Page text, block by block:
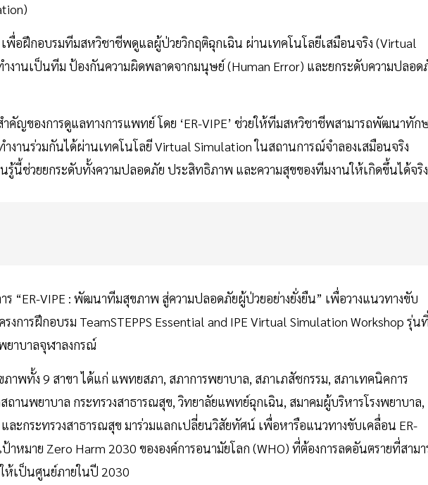
พื่อฝึกอบรมทีมสหวิชาชีพดูแลผู้ป่วยวิกฤติฉุกเฉิน ผ่านเทคโนโลยีเสมือนจริง (Virtual
ำงานเป็นทีม ป้องกันความผิดพลาดจากมนุษย์ (Human Error) และยกระดับความปลอด
คัญของการดูแลทางการแพทย์ โดย ‘ER-VIPE’ ช่วยให้ทีมสหวิชาชีพสามารถพัฒนาทัก
งานร่วมกันได้ผ่านเทคโนโลยี Virtual Simulation ในสถานการณ์จำลองเสมือนจริง
รู้นี้ช่วยยกระดับทั้งความปลอดภัย ประสิทธิภาพ และความสุขของทีมงานให้เกิดขึ้นได้จริ
ร “ER-VIPE : พัฒนาทีมสุขภาพ สู่ความปลอดภัยผู้ป่วยอย่างยั่งยืน” เพื่อวางแนวทางขับ
งการฝึกอบรม TeamSTEPPS Essential and IPE Virtual Simulation Workshop รุ่น
ยาบาลจุฬาลงกรณ์
าพทั้ง 9 สาขา ได้แก่ แพทยสภา, สภาการพยาบาล, สภาเภสัชกรรม, สภาเทคนิคการ
านพยาบาล กระทรวงสาธารณสุข, วิทยาลัยแพทย์ฉุกเฉิน, สมาคมผู้บริหารโรงพยาบาล,
ละกระทรวงสาธารณสุข มาร่วมแลกเปลี่ยนวิสัยทัศน์ เพื่อหารือแนวทางขับเคลื่อน ER-
าหมาย Zero Harm 2030 ขององค์การอนามัยโลก (WHO) ที่ต้องการลดอันตรายที่สาม
ห้เป็นศูนย์ภายในปี 2030